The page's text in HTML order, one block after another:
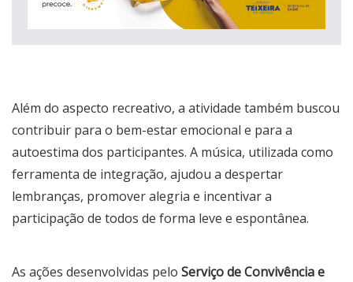
Além do aspecto recreativo, a atividade também buscou
contribuir para o bem-estar emocional e para a
autoestima dos participantes. A música, utilizada como
ferramenta de integração, ajudou a despertar
lembranças, promover alegria e incentivar a
participação de todos de forma leve e espontânea.
As ações desenvolvidas pelo Serviço de Convivência e